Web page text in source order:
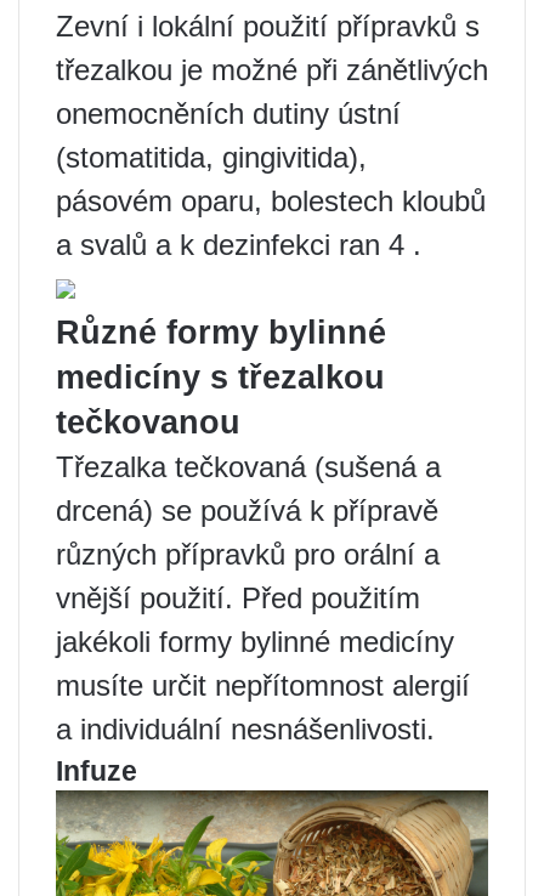
Zevní i lokální použití přípravků s
třezalkou je možné při zánětlivých
onemocněních dutiny ústní
(stomatitida, gingivitida),
pásovém oparu, bolestech kloubů
a svalů a k dezinfekci ran 4 .
Různé formy bylinné
medicíny s třezalkou
tečkovanou
Třezalka tečkovaná (sušená a
drcená) se používá k přípravě
různých přípravků pro orální a
vnější použití. Před použitím
jakékoli formy bylinné medicíny
musíte určit nepřítomnost alergií
a individuální nesnášenlivosti.
Infuze